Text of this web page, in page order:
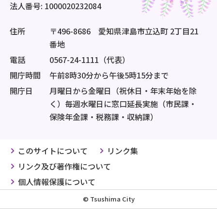
法人番号: 1000020232084
住所
〒496-8686 愛知県津島市立込町 2丁目21
番地
電話
0567-24-1111（代表）
開庁時間
午前8時30分から午後5時15分まで
開庁日
月曜日から金曜日（祝休日・年末年始を除
く）毎週水曜日に窓口延長実施（市民課・
保険年金課・税務課・収納課）
このサイトについて
リンク集
リンク及び著作権について
個人情報保護について
© Tsushima City